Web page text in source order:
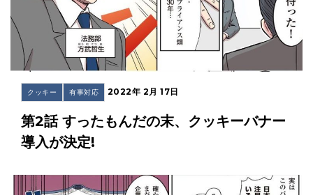
クッキー 有事対応 2022年 2月 17日
第2話 すったもんだの末、クッキーバナー
導入が決定!